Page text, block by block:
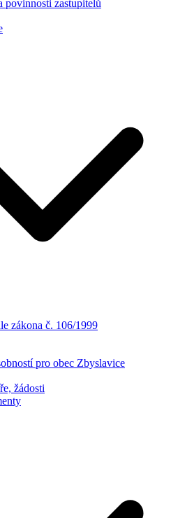
povinnosti zastupitelů
zákona č. 106/1999
pro obec Zbyslavice
žádosti